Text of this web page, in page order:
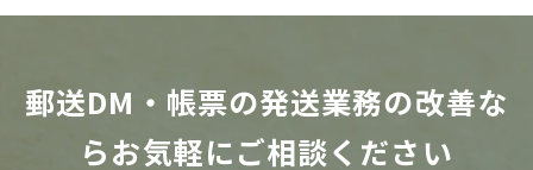
郵送DM・帳票の発送業務の改善な
らお気軽にご相談ください